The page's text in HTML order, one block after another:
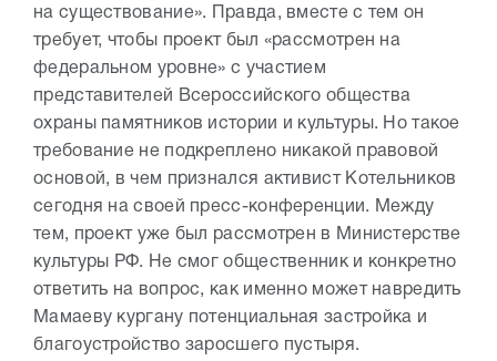
на существование». Правда, вместе с тем он
требует, чтобы проект был «рассмотрен на
федеральном уровне» с участием
представителей Всероссийского общества
охраны памятников истории и культуры. Но такое
требование не подкреплено никакой правовой
основой, в чем признался активист Котельников
сегодня на своей пресс-конференции. Между
тем, проект уже был рассмотрен в Министерстве
культуры РФ. Не смог общественник и конкретно
ответить на вопрос, как именно может навредить
Мамаеву кургану потенциальная застройка и
благоустройство заросшего пустыря.